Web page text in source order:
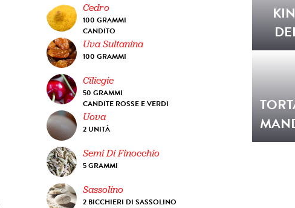
Cedro
100 GRAMMI
CANDITO
Uva Sultanina
100 GRAMMI
Ciliegie
50 GRAMMI
CANDITE ROSSE E VERDI
Uova
2 UNITÀ
Semi Di Finocchio
5 GRAMMI
Sassolino
2 BICCHIERI DI SASSOLINO